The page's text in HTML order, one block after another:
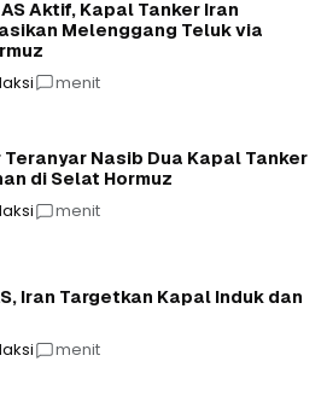
Aktif, Kapal Tanker Iran
Melenggang Teluk via
menit
Teranyar Nasib Dua Kapal Tanker
di Selat Hormuz
menit
Iran Targetkan Kapal Induk dan
menit